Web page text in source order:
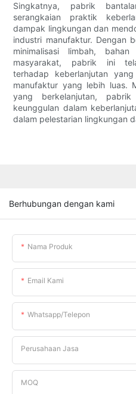
Singkatnya, pabrik
serangkaian praktik
dampak lingkungan dan
industri manufaktur. Dengan
minimalisasi limbah,
masyarakat, pabrik ini
terhadap keberlanjutan
manufaktur yang lebih luas.
yang berkelanjutan,
keunggulan dalam
dalam pelestarian lingkungan
Berhubungan dengan kami
Nama Produk
Email Kami
Whatsapp/telepon
Perusahaan Jasa
MOQ